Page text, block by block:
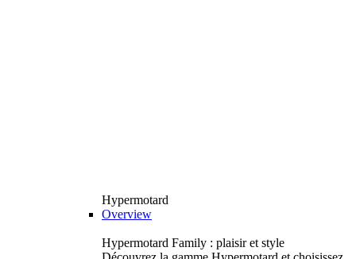
Hypermotard
Overview
Hypermotard Family : plaisir et style